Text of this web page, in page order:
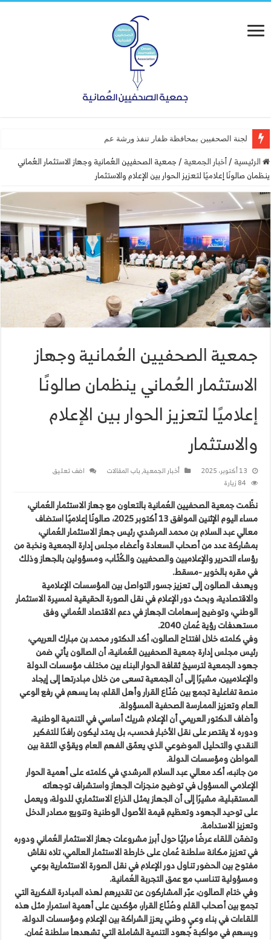
لجنة الصحفيين بمحافظة ظفار تنفذ ورشة عمل “أساسيات التصم
الرئيسية /أخبار الجمعية /جمعية الصحفيين العُمانية وجهاز الاستثمار العُماني
ينظمان صالونًا إعلاميًا لتعزيز الحوار بين الإعلام والاستثمار
جمعية الصحفيين العُمانية وجهاز
الاستثمار العُماني ينظمان صالونًا
إعلاميًا لتعزيز الحوار بين الإعلام
والاستثمار
13 أكتوبر، 2025 أخبار الجمعية,باب المقالات
اضف تعليق
84 زيارة
نظّمت جمعية الصحفيين العُمانية بالتعاون مع جهاز الاستثمار العُماني،
مساء اليوم الإثنين الموافق 13 أكتوبر 2025، صالونًا إعلاميًا استضاف
معالي عبد السلام بن محمد المرشدي رئيس جهاز الاستثمار العُماني،
بمشاركة عدد من أصحاب السعادة وأعضاء مجلس إدارة الجمعية ونخبة من
رؤساء التحرير والإعلاميين والصحفيين والكُتّاب، ومسؤولين بالجهاز وذلك
في مقره بالخوير -مسقط.
ويهدف الصالون إلى تعزيز جسور التواصل بين المؤسسات الإعلامية
والاقتصادية، وبحث دور الإعلام في نقل الصورة الحقيقية لمسيرة الاستثمار
الوطني، وتوضيح إسهامات الجهاز في دعم الاقتصاد العُماني وفق
مستهدفات رؤية عُمان 2040.
وفي كلمته خلال افتتاح الصالون، أكد الدكتور محمد بن مبارك العريمي،
رئيس مجلس إدارة جمعية الصحفيين العُمانية، أن الصالون يأتي ضمن
جهود الجمعية لترسيخ ثقافة الحوار البناء بين مختلف مؤسسات الدولة
والإعلاميين، مشيرًا إلى أن الجمعية تسعى من خلال مبادرتها إلى إيجاد
منصة تفاعلية تجمع بين صُنّاع القرار وأهل القلم، بما يسهم في رفع الوعي
العام وتعزيز الممارسة الصحفية المسؤولة.
وأضاف الدكتور العريمي أن الإعلام شريك أساسي في التنمية الوطنية،
ودوره لا يقتصر على نقل الأخبار فحسب، بل يمتد ليكون رافدًا للتفكير
النقدي والتحليل الموضوعي الذي يعمّق الفهم العام ويقوّي الثقة بين
المواطن ومؤسسات الدولة.
من جانبه، أكد معالي عبد السلام المرشدي في كلمته على أهمية الحوار
الإعلامي المسؤول في توضيح منجزات الجهاز واستشراف توجهاته
المستقبلية، مشيرًا إلى أن الجهاز يمثل الذراع الاستثماري للدولة، ويعمل
على توحيد الجهود وتعظيم قيمة الأصول الوطنية وتنويع مصادر الدخل
وتعزيز الاستدامة.
وتضمّن اللقاء عرضًا مرئيًا حول أبرز مشروعات جهاز الاستثمار العُماني ودوره
في تعزيز مكانة سلطنة عُمان على خارطة الاستثمار العالمي، تلاه نقاش
مفتوح بين الحضور تناول دور الإعلام في نقل الصورة الاستثمارية بوعي
ومسؤولية تتناسب مع عمق التجربة العُمانية.
وفي ختام الصالون، عبّر المشاركون عن تقديرهم لهذه المبادرة الفكرية التي
تجمع بين أصحاب القلم وصُنّاع القرار، مؤكدين على أهمية استمرار مثل هذه
اللقاءات في بناء وعيٍ وطني يعزز الشراكة بين الإعلام ومؤسسات الدولة،
ويسهم في مواكبة جهود التنمية الشاملة التي تشهدها سلطنة عُمان.